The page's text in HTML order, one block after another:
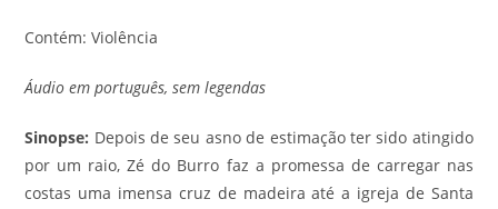
Contém: Violência
Áudio em português, sem legendas
Sinopse: Depois de seu asno de estimação ter sido atingido
por um raio, Zé do Burro faz a promessa de carregar nas
costas uma imensa cruz de madeira até a igreja de Santa